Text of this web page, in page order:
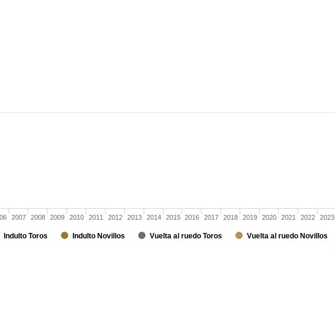
Indulto Toros Indulto Novillos Vuelta al ruedo Toros Vuelta al ruedo Novillos
2007 2008 2009 2010 2011 2012 2013 2014 2015 2016 2017 2018 2019 2020 2021 2022 2023